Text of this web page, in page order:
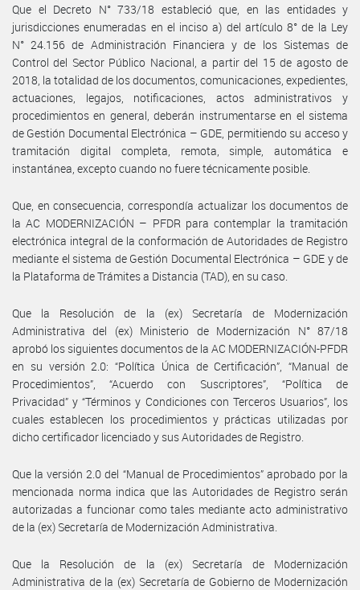
Que el Decreto N° 733/18 estableció que, en las entidades y
jurisdicciones enumeradas en el inciso a) del artículo 8° de la Ley
N° 24.156 de Administración Financiera y de los Sistemas de
Control del Sector Público Nacional, a partir del 15 de agosto de
2018, la totalidad de los documentos, comunicaciones, expedientes,
actuaciones, legajos, notificaciones, actos administrativos y
procedimientos en general, deberán instrumentarse en el sistema
de Gestión Documental Electrónica – GDE, permitiendo su acceso y
tramitación digital completa, remota, simple, automática e
instantánea, excepto cuando no fuere técnicamente posible.
Que, en consecuencia, correspondía actualizar los documentos de
la AC MODERNIZACIÓN – PFDR para contemplar la tramitación
electrónica integral de la conformación de Autoridades de Registro
mediante el sistema de Gestión Documental Electrónica – GDE y de
la Plataforma de Trámites a Distancia (TAD), en su caso.
Que la Resolución de la (ex) Secretaría de Modernización
Administrativa del (ex) Ministerio de Modernización N° 87/18
aprobó los siguientes documentos de la AC MODERNIZACIÓN-PFDR
en su versión 2.0: “Política Única de Certificación”, “Manual de
Procedimientos”, “Acuerdo con Suscriptores”, “Política de
Privacidad” y “Términos y Condiciones con Terceros Usuarios”, los
cuales establecen los procedimientos y prácticas utilizadas por
dicho certificador licenciado y sus Autoridades de Registro.
Que la versión 2.0 del “Manual de Procedimientos” aprobado por la
mencionada norma indica que las Autoridades de Registro serán
autorizadas a funcionar como tales mediante acto administrativo
de la (ex) Secretaría de Modernización Administrativa.
Que la Resolución de la (ex) Secretaría de Modernización
Administrativa de la (ex) Secretaría de Gobierno de Modernización